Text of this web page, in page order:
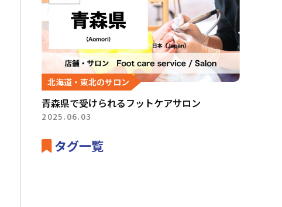
北海道・東北のサロン
青森県で受けられるフットケアサロン
2025.06.03
タグ一覧